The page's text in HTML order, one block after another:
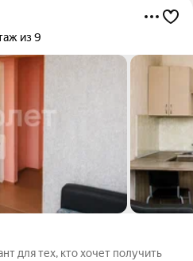
из 9
для тех, кто хочет получить